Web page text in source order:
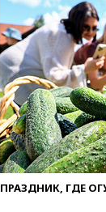
ПРАЗДНИК, ГДЕ